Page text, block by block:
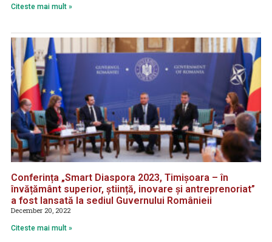
Citeste mai mult »
Conferința „Smart Diaspora 2023, Timișoara – în
învățământ superior, știință, inovare și antreprenoriat”
a fost lansată la sediul Guvernului Românieii
December 20, 2022
Citeste mai mult »